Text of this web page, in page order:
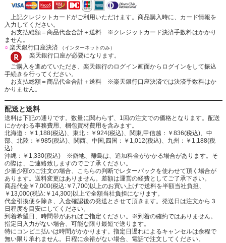
上記クレジットカードがご利用いただけます。商品購入時に、カード情報を
入力してください。
お支払総額＝商品代金合計＋送料 ※クレジットカード決済手数料はかかり
ません。
○楽天銀行口座決済 （インターネットのみ）
楽天銀行口座が必要になります。
ご購入を進めていただき、楽天銀行のログイン画面からログインをして振込
手続きを行ってください。
お支払総額＝商品代金合計＋送料 ※楽天銀行口座決済では決済手数料はか
かりません。
配送と送料
送料は下記の通りです。数量に関わらず、1回の注文での価格となります。配送
にかかわる事務費用、梱包資材費用を含みます。
北海道：￥1,188(税込)、東北：￥924(税込)、関東,甲信越：￥836(税込)、中
部、北陸：￥985(税込)、関西、中国,四国：￥1,012(税込)、九州：￥1,188(税
込)
沖縄：￥1,330(税込) ※僻地、離島は、追加料金がかかる場合があります。そ
の際は、ご連絡致しますのでご了承ください。
少量少額のご注文の場合、こちらの判断でレターパックを使わせて頂く場合が
あります。送料変更はありません。差額は運営の経費としてご了承下さい。
商品代金￥7,000(税込:￥7,700)以上のお買い上げで送料を半額当社負担、
￥13,000(税込:￥14,300)以上で全額当社負担になります。
代金引換便を除き、入金確認後の発送とさせて頂きます。発送日は注文から３
日程度を目安にしてください。
到着希望日、時間帯があればご指定ください。※到着の確約ではありません。
指定日入力がない場合、可能な限り最短で送ります。
特にコンビニ払いは時間がかかります。指定日遅れによるキャンセルは余程で
無い限り承れません。日程に余裕がない場合、電話で注文してください。